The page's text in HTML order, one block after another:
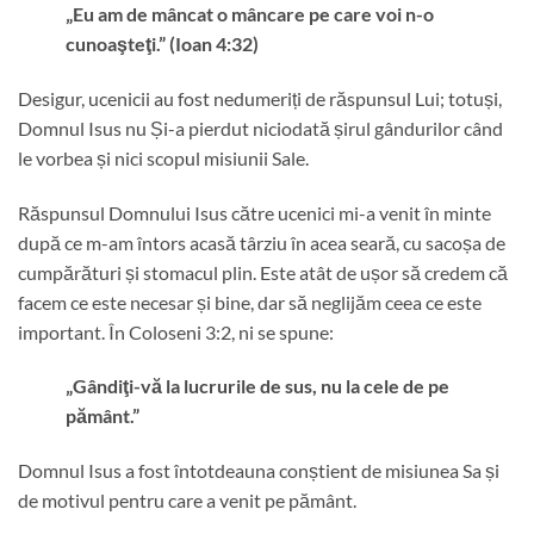
„Eu am de mâncat o mâncare pe care voi n-o
cunoaşteţi.” (Ioan 4:32)
Desigur, ucenicii au fost nedumeriți de răspunsul Lui; totuși,
Domnul Isus nu Și-a pierdut niciodată șirul gândurilor când
le vorbea și nici scopul misiunii Sale.
Răspunsul Domnului Isus către ucenici mi-a venit în minte
după ce m-am întors acasă târziu în acea seară, cu sacoșa de
cumpărături și stomacul plin. Este atât de ușor să credem că
facem ce este necesar și bine, dar să neglijăm ceea ce este
important. În Coloseni 3:2, ni se spune:
„Gândiţi-vă la lucrurile de sus, nu la cele de pe
pământ.”
Domnul Isus a fost întotdeauna conștient de misiunea Sa și
de motivul pentru care a venit pe pământ.